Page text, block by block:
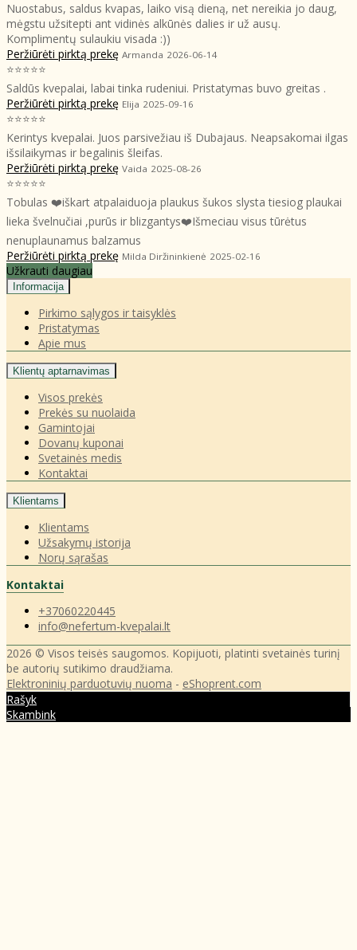
Nuostabus, saldus kvapas, laiko visą dieną, net nereikia jo daug,
mėgstu užsitepti ant vidinės alkūnės dalies ir už ausų.
Komplimentų sulaukiu visada :))
Peržiūrėti pirktą prekę Armanda 2026-06-14
⭐⭐⭐⭐⭐
Saldūs kvepalai, labai tinka rudeniui. Pristatymas buvo greitas .
Peržiūrėti pirktą prekę Elija 2025-09-16
⭐⭐⭐⭐⭐
Kerintys kvepalai. Juos parsivežiau iš Dubajaus. Neapsakomai ilgas
išsilaikymas ir begalinis šleifas.
Peržiūrėti pirktą prekę Vaida 2025-08-26
⭐⭐⭐⭐⭐
Tobulas ❤️iškart atpalaiduoja plaukus šukos slysta tiesiog plaukai
lieka švelnučiai ,purūs ir blizgantys❤️Išmeciau visus tūrėtus
nenuplaunamus balzamus
Peržiūrėti pirktą prekę Milda Diržininkienė 2025-02-16
Užkrauti daugiau
Informacija
Pirkimo sąlygos ir taisyklės
Pristatymas
Apie mus
Klientų aptarnavimas
Visos prekės
Prekės su nuolaida
Gamintojai
Dovanų kuponai
Svetainės medis
Kontaktai
Klientams
Klientams
Užsakymų istorija
Norų sąrašas
Kontaktai
+37060220445
info@nefertum-kvepalai.lt
2026 © Visos teisės saugomos. Kopijuoti, platinti svetainės turinį
be autorių sutikimo draudžiama.
Elektroninių parduotuvių nuoma - eShoprent.com
Rašyk
Skambink